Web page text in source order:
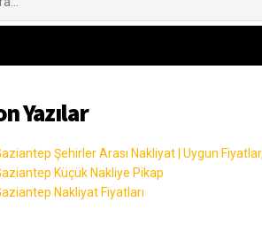
Yazılar
Şehirler Arası Nakliyat | Uygun Fiyatlar,
Küçük Nakliye Pikap
Nakliyat Fiyatları